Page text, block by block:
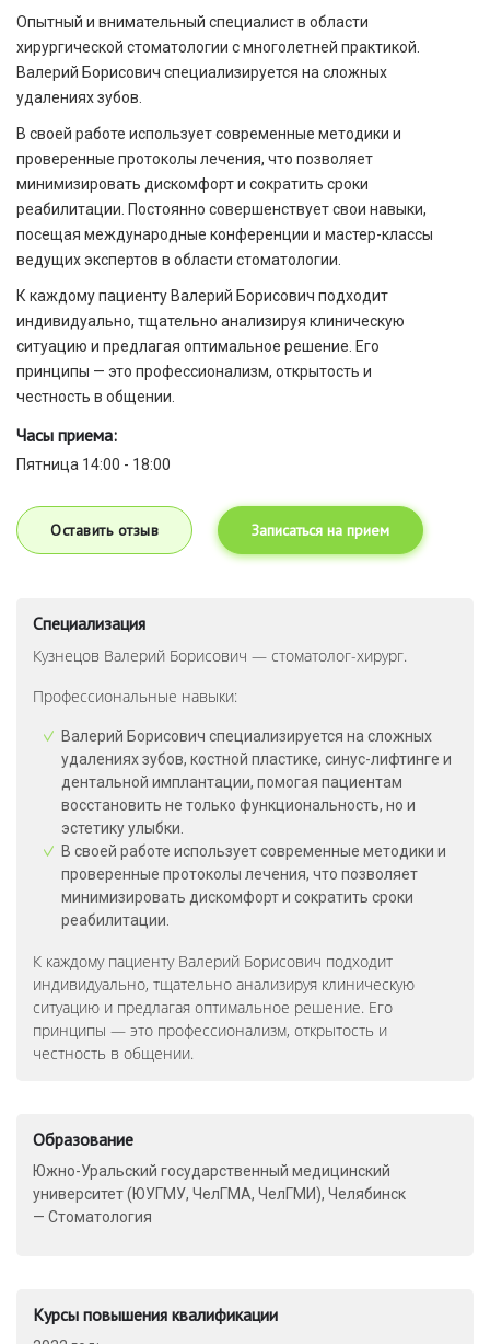
Опытный и внимательный специалист в области
хирургической стоматологии с многолетней практикой.
Валерий Борисович специализируется на сложных
удалениях зубов.
В своей работе использует современные методики и
проверенные протоколы лечения, что позволяет
минимизировать дискомфорт и сократить сроки
реабилитации. Постоянно совершенствует свои навыки,
посещая международные конференции и мастер-классы
ведущих экспертов в области стоматологии.
К каждому пациенту Валерий Борисович подходит
индивидуально, тщательно анализируя клиническую
ситуацию и предлагая оптимальное решение. Его
принципы — это профессионализм, открытость и
честность в общении.
Часы приема:
Пятница 14:00 - 18:00
Оставить отзыв Записаться на прием
Специализация
Кузнецов Валерий Борисович — стоматолог-хирург.
Профессиональные навыки:
Валерий Борисович специализируется на сложных
удалениях зубов, костной пластике, синус-лифтинге и
дентальной имплантации, помогая пациентам
восстановить не только функциональность, но и
эстетику улыбки.
В своей работе использует современные методики и
проверенные протоколы лечения, что позволяет
минимизировать дискомфорт и сократить сроки
реабилитации.
К каждому пациенту Валерий Борисович подходит
индивидуально, тщательно анализируя клиническую
ситуацию и предлагая оптимальное решение. Его
принципы — это профессионализм, открытость и
честность в общении.
Образование
Южно-Уральский государственный медицинский
университет (ЮУГМУ, ЧелГМА, ЧелГМИ), Челябинск
— Стоматология
Курсы повышения квалификации